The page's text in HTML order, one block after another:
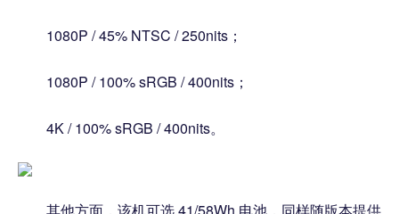
1080P / 45% NTSC / 250nits；
1080P / 100% sRGB / 400nits；
4K / 100% sRGB / 400nits。